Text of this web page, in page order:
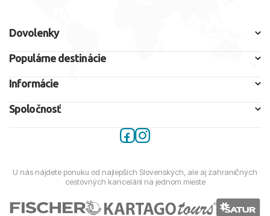
Dovolenky
Populárne destinácie
Informácie
Spoločnosť
U nás nájdete ponuku od najlepších Slovenských, ale aj zahraničných
cestovných kancelárií na jednom mieste